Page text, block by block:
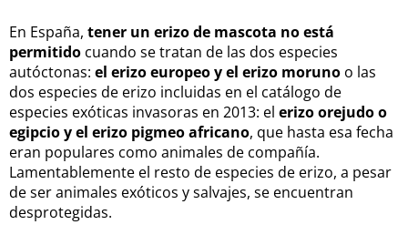
En España, tener un erizo de mascota no está
permitido cuando se tratan de las dos especies
autóctonas: el erizo europeo y el erizo moruno o las
dos especies de erizo incluidas en el catálogo de
especies exóticas invasoras en 2013: el erizo orejudo o
egipcio y el erizo pigmeo africano, que hasta esa fecha
eran populares como animales de compañía.
Lamentablemente el resto de especies de erizo, a pesar
de ser animales exóticos y salvajes, se encuentran
desprotegidas.